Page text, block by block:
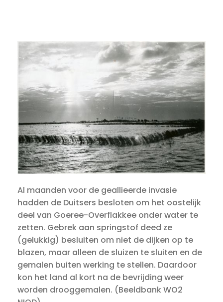
Al maanden voor de geallieerde invasie
hadden de Duitsers besloten om het oostelijk
deel van Goeree-Overflakkee onder water te
zetten. Gebrek aan springstof deed ze
(gelukkig) besluiten om niet de dijken op te
blazen, maar alleen de sluizen te sluiten en de
gemalen buiten werking te stellen. Daardoor
kon het land al kort na de bevrijding weer
worden drooggemalen. (Beeldbank WO2